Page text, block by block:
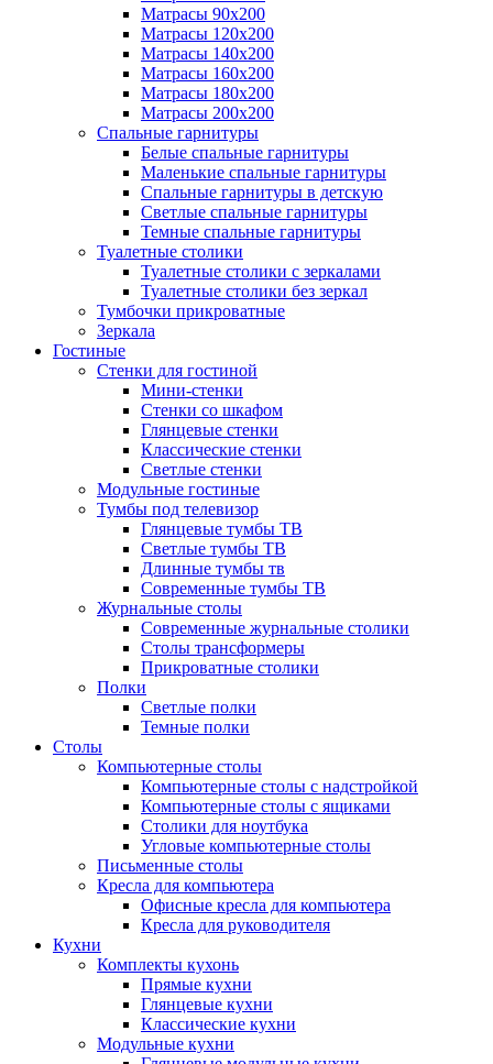
Матрасы 90х200
Матрасы 120х200
Матрасы 140х200
Матрасы 160х200
Матрасы 180х200
Матрасы 200х200
Спальные гарнитуры
Белые спальные гарнитуры
Маленькие спальные гарнитуры
Спальные гарнитуры в детскую
Светлые спальные гарнитуры
Темные спальные гарнитуры
Туалетные столики
Туалетные столики с зеркалами
Туалетные столики без зеркал
Тумбочки прикроватные
Зеркала
Гостиные
Стенки для гостиной
Мини-стенки
Стенки со шкафом
Глянцевые стенки
Классические стенки
Светлые стенки
Модульные гостиные
Тумбы под телевизор
Глянцевые тумбы ТВ
Светлые тумбы ТВ
Длинные тумбы тв
Современные тумбы ТВ
Журнальные столы
Современные журнальные столики
Столы трансформеры
Прикроватные столики
Полки
Светлые полки
Темные полки
Столы
Компьютерные столы
Компьютерные столы с надстройкой
Компьютерные столы с ящиками
Столики для ноутбука
Угловые компьютерные столы
Письменные столы
Кресла для компьютера
Офисные кресла для компьютера
Кресла для руководителя
Кухни
Комплекты кухонь
Прямые кухни
Глянцевые кухни
Классические кухни
Модульные кухни